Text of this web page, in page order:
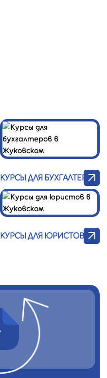
КУРСЫ ДЛЯ БУХГАЛТЕРОВ
КУРСЫ ДЛЯ ЮРИСТОВ